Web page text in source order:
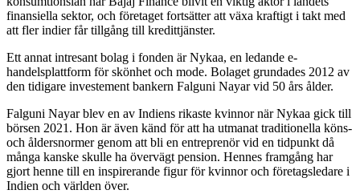
finansiella sektor, och företaget fortsätter att växa kraftigt i takt med
att fler indier får tillgång till kredittjänster.
Ett annat intresant bolag i fonden är Nykaa, en ledande e-
handelsplattform för skönhet och mode. Bolaget grundades 2012 av
den tidigare investement bankern Falguni Nayar vid 50 års ålder.
Falguni Nayar blev en av Indiens rikaste kvinnor när Nykaa gick till
börsen 2021. Hon är även känd för att ha utmanat traditionella köns-
och åldersnormer genom att bli en entreprenör vid en tidpunkt då
många kanske skulle ha övervägt pension. Hennes framgång har
gjort henne till en inspirerande figur för kvinnor och företagsledare i
Indien och världen över.